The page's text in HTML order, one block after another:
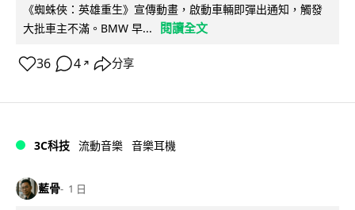
《蜘蛛俠：英雄重生》宣傳動畫，啟動車輛即彈出通知，觸發
大批車主不滿。BMW 早...
閱讀全文
36 4 ↗ 分享
3C科技 流動音樂 音樂耳機
藍骨 1 日